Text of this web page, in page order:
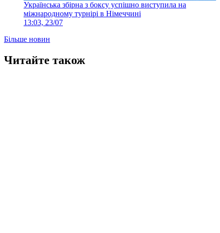
Українська збірна з боксу успішно виступила на
міжнародному турнірі в Німеччині
13:03, 23/07
Більше новин
Читайте також